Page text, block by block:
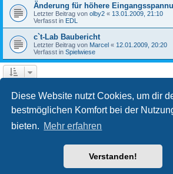
Diese Website nutzt Cookies, um dir
bestmöglichen Komfort bei der
bieten. Mehr erfahren
Verstanden!
Änderung für höhere
Letzter Beitrag von olby2 « 13.01.2009, 21:10
Verfasst in EDL
c`t-Lab Baubericht
Letzter Beitrag von Marcel « 12.01.2009, 20:20
Verfasst in Spielwiese
Powered byphpBB® Forum Software ©